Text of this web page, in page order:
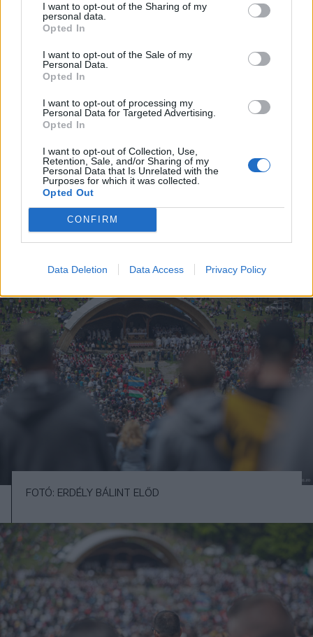
I want to opt-out of the Sharing of my
personal data.
Opted In
I want to opt-out of the Sale of my
Personal Data.
Opted In
I want to opt-out of processing my
Personal Data for Targeted Advertising.
Opted In
I want to opt-out of Collection, Use,
Retention, Sale, and/or Sharing of my
Personal Data that Is Unrelated with the
Purposes for which it was collected.
Opted Out
CONFIRM
Data Deletion Data Access Privacy Policy
FOTÓ: ERDÉLY BÁLINT ELŐD
FOTÓ: ERDÉLY BÁLINT ELŐD